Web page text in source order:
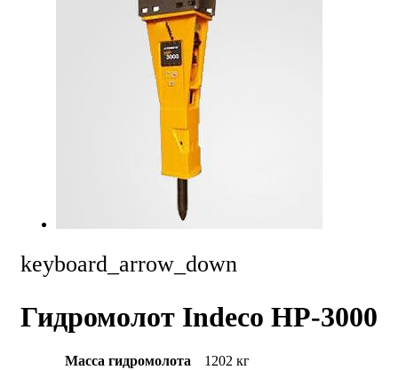
keyboard_arrow_down
Гидромолот Indeco HP-3000
Масса гидромолота 1202 кг